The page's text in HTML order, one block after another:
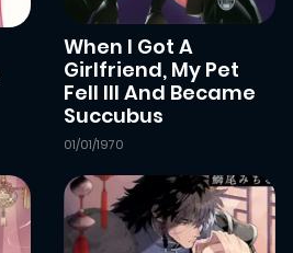
When I Got A
Girlfriend, My Pet
Fell Ill And Became
Succubus
01/01/1970